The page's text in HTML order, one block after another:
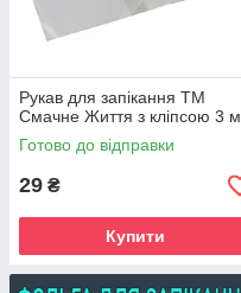
Рукав для запікання ТМ
Смачне Життя з кліпсою 3 м
Готово до відправки
29 ₴
Купити